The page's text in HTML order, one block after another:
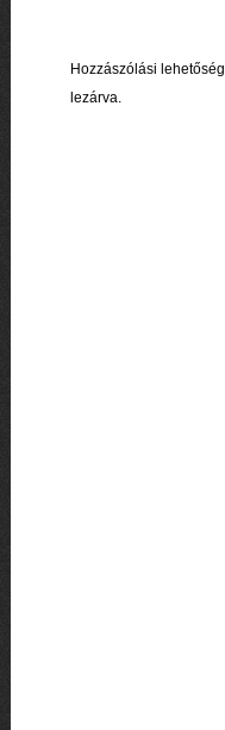
Hozzászólási lehetőség
lezárva.